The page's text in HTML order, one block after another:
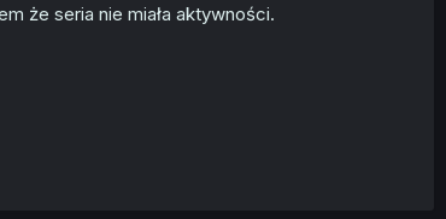
że seria nie miała aktywności.